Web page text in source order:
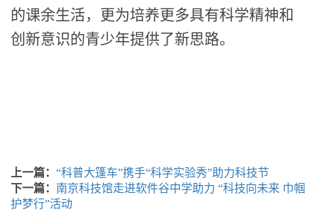
的课余生活， 更为培养更多具有科学精神和
创新意识的青少年提供了新思路。
上一篇： “科普大篷车”携手“科学实验秀”助力科技节
下一篇： 南京科技馆走进软件谷中学助力 “科技向未来 巾帼
护梦行”活动